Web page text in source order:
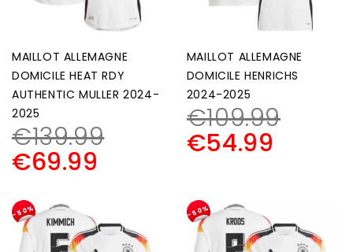
MAILLOT ALLEMAGNE
DOMICILE HEAT RDY
AUTHENTIC MULLER 2024-
2025
€139.99
€69.99
MAILLOT ALLEMAGNE
DOMICILE HENRICHS
2024-2025
€109.99
€54.99
-50% -50%